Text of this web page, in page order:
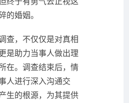
的婚姻。
，不仅仅是对真相
是助力当事人做出理
在。调查结束后，情
人进行深入沟通交
生的根源，为其提供